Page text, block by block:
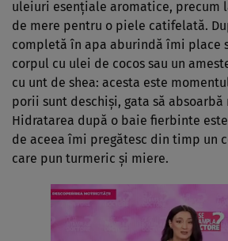
uleiuri esenţiale aromatice, precum
de mere pentru o piele catifelată.
completă în apa aburindă îmi place
corpul cu ulei de cocos sau un
cu unt de shea: acesta este
porii sunt deschişi, gata să
Hidratarea după o baie fierbinte
de aceea îmi pregătesc din timp un
care pun turmeric şi miere.